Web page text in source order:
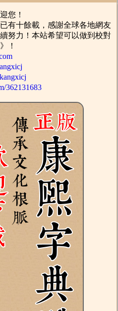
您！
十餘載，感謝全球各地網友
努力！本站希望可以做到校對
！
362131683